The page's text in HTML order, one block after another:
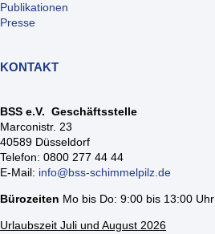
Publikationen
Presse
KONTAKT
BSS e.V. Geschäftsstelle
Marconistr. 23
40589 Düsseldorf
Telefon: 0800 277 44 44
E-Mail: info@bss-schimmelpilz.de
Bürozeiten Mo bis Do: 9:00 bis 13:00 Uhr
Urlaubszeit Juli und August 2026